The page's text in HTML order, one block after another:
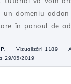
un domeniu
în panoul de
Vizualizări 1189
29/05/2019